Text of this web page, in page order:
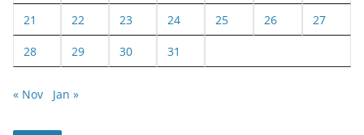
21 22 23 24 25 26 27
28 29 30 31
« Nov Jan »